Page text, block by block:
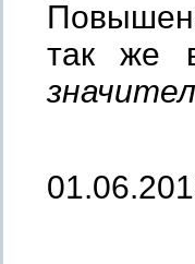
так же